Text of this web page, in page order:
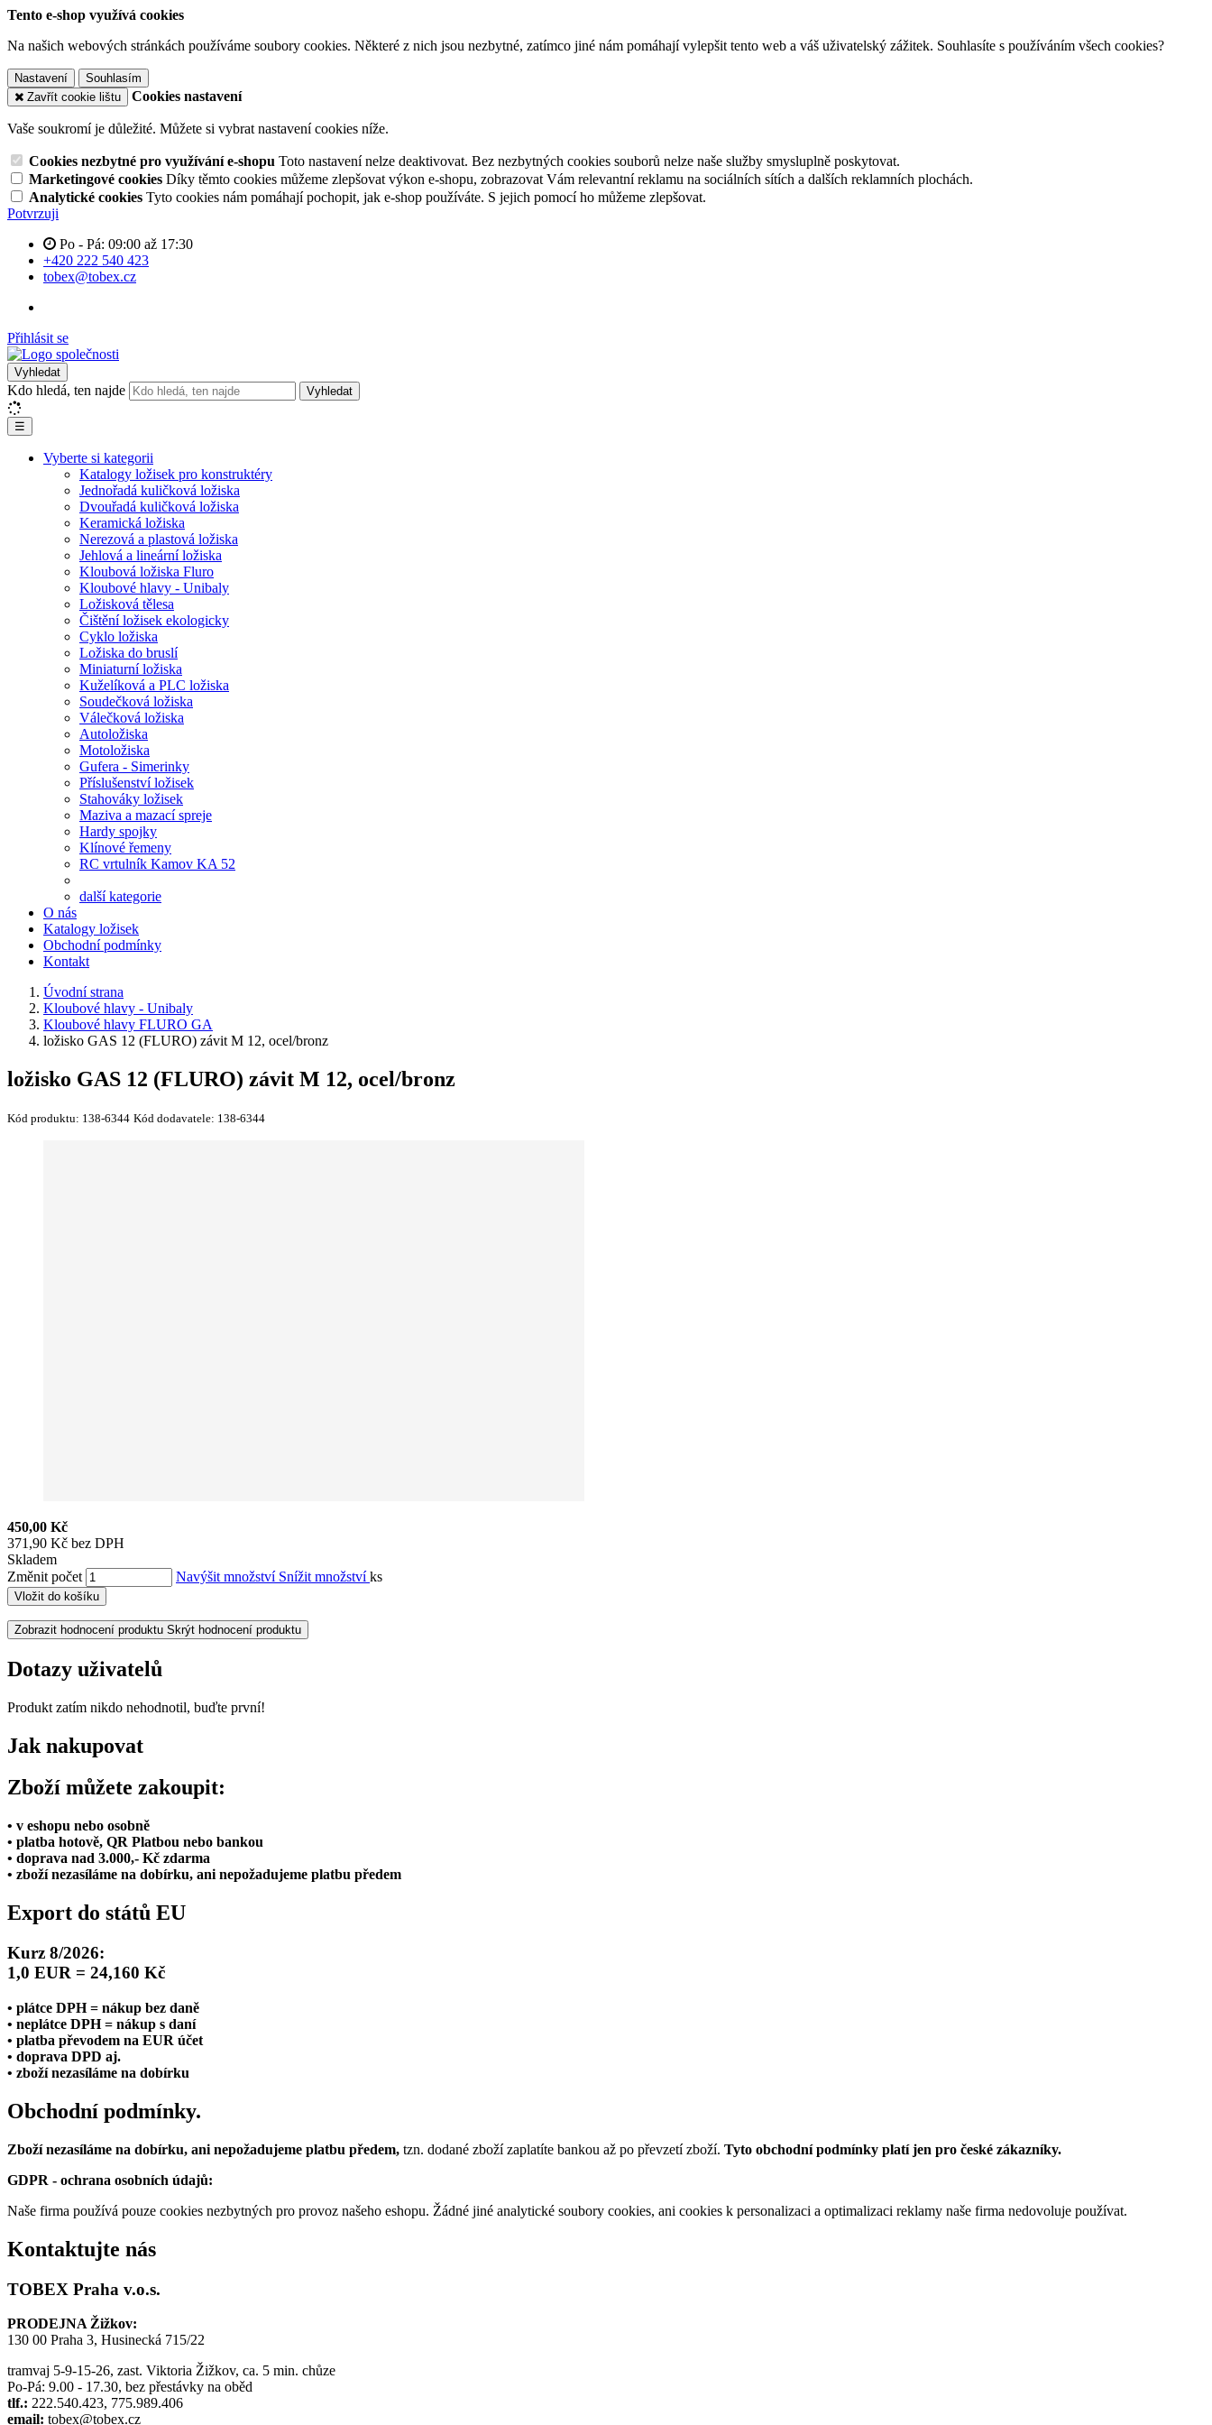
Tento e-shop využívá cookies
Na našich webových stránkách používáme soubory cookies. Některé z nich jsou nezbytné, zatímco jiné nám pomáhají vylepšit tento web a váš uživatelský zážitek. Souhlasíte s používáním všech cookies?
Nastavení
Souhlasím
Zavřít cookie lištu
Cookies nastavení
Vaše soukromí je důležité. Můžete si vybrat nastavení cookies níže.
Cookies nezbytné pro využívání e-shopu Toto nastavení nelze deaktivovat. Bez nezbytných cookies souborů nelze naše služby smysluplně poskytovat.
Marketingové cookies Díky těmto cookies můžeme zlepšovat výkon e-shopu, zobrazovat Vám relevantní reklamu na sociálních sítích a dalších reklamních plochách.
Analytické cookies Tyto cookies nám pomáhají pochopit, jak e-shop používáte. S jejich pomocí ho můžeme zlepšovat.
Potvrzuji
Po - Pá: 09:00 až 17:30
+420 222 540 423
tobex@tobex.cz
Přihlásit se
Vyhledat
Kdo hledá, ten najde Vyhledat
☰
Vyberte si kategorii
Katalogy ložisek pro konstruktéry
Jednořadá kuličková ložiska
Dvouřadá kuličková ložiska
Keramická ložiska
Nerezová a plastová ložiska
Jehlová a lineární ložiska
Kloubová ložiska Fluro
Kloubové hlavy - Unibaly
Ložisková tělesa
Čištění ložisek ekologicky
Cyklo ložiska
Ložiska do bruslí
Miniaturní ložiska
Kuželíková a PLC ložiska
Soudečková ložiska
Válečková ložiska
Autoložiska
Motoložiska
Gufera - Simerinky
Příslušenství ložisek
Stahováky ložisek
Maziva a mazací spreje
Hardy spojky
Klínové řemeny
RC vrtulník Kamov KA 52
další kategorie
O nás
Katalogy ložisek
Obchodní podmínky
Kontakt
Úvodní strana
Kloubové hlavy - Unibaly
Kloubové hlavy FLURO GA
ložisko GAS 12 (FLURO) závit M 12, ocel/bronz
ložisko GAS 12 (FLURO) závit M 12, ocel/bronz
Kód produktu: 138-6344 Kód dodavatele: 138-6344
450,00 Kč
371,90 Kč bez DPH
Skladem
Změnit počet
Navýšit množství Snížit množstvíks
Vložit do košíku
Zobrazit hodnocení produktu Skrýt hodnocení produktu
Dotazy uživatelů
Produkt zatím nikdo nehodnotil, buďte první!
Jak nakupovat
Zboží můžete zakoupit:
• v eshopu nebo osobně
• platba hotově, QR Platbou nebo bankou
• doprava nad 3.000,- Kč zdarma
• zboží nezasíláme na dobírku, ani nepožadujeme platbu předem
Export do států EU
Kurz 8/2026:
1,0 EUR = 24,160 Kč
• plátce DPH = nákup bez daně
• neplátce DPH = nákup s daní
• platba převodem na EUR účet
• doprava DPD aj.
• zboží nezasíláme na dobírku
Obchodní podmínky.
Zboží nezasíláme na dobírku, ani nepožadujeme platbu předem, tzn. dodané zboží zaplatíte bankou až po převzetí zboží. Tyto obchodní podmínky platí jen pro české zákazníky.
GDPR - ochrana osobních údajů:
Naše firma používá pouze cookies nezbytných pro provoz našeho eshopu. Žádné jiné analytické soubory cookies, ani cookies k personalizaci a optimalizaci reklamy naše firma nedovoluje používat.
Kontaktujte nás
TOBEX Praha v.o.s.
PRODEJNA Žižkov:
130 00 Praha 3, Husinecká 715/22
tramvaj 5-9-15-26, zast. Viktoria Žižkov, ca. 5 min. chůze
Po-Pá: 9.00 - 17.30, bez přestávky na oběd
tlf.: 222.540.423, 775.989.406
email: tobex@tobex.cz